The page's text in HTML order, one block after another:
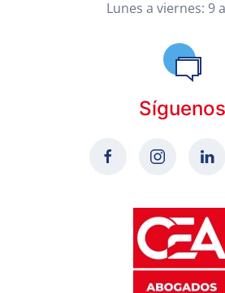
Lunes a viernes: 9
Síguenos